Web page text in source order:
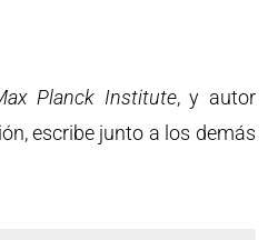
Planck Institute, y autor
escribe junto a los demás